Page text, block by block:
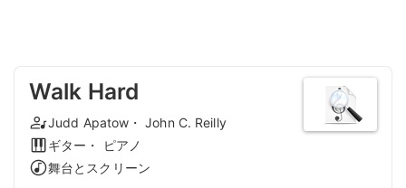
Walk Hard
Judd Apatow・ John C. Reilly
ギター・ ピアノ
舞台とスクリーン